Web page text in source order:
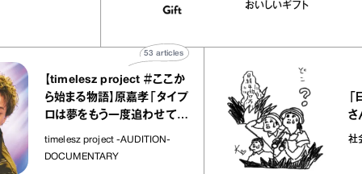
おいしいギフト
【timelesz project ＃ここか
ら始まる物語】原嘉孝「タイプ
ロは夢をもう一度追わせてく
れた場所」
timelesz project -AUDITION-
DOCUMENTARY
53 articles
「
さ
社会